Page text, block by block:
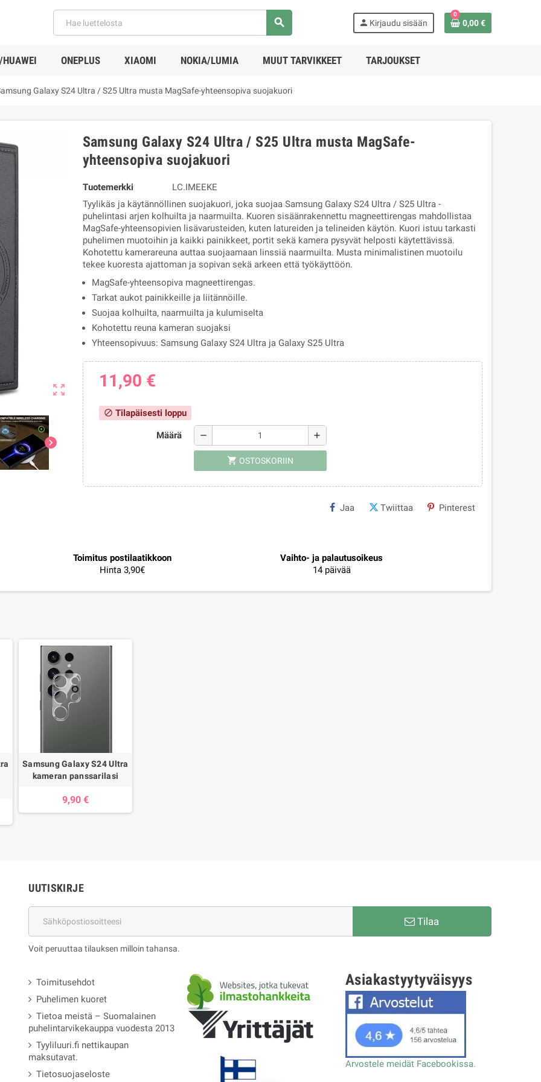
search person Kirjaudu sisään
0
0,00 €
HUAWEI ONEPLUS XIAOMI NOKIA/LUMIA MUUT TARVIKKEET TARJOUKSET
Galaxy S24 Ultra / S25 Ultra musta MagSafe-yhteensopiva suojakuori
zoom_out_map
chevron_right
Samsung Galaxy S24 Ultra / S25 Ultra musta MagSafe-
yhteensopiva suojakuori
Tuotemerkki
LC.IMEEKE
Tyylikäs ja käytännöllinen suojakuori, joka suojaa Samsung Galaxy S24 Ultra / S25 Ultra -
puhelintasi arjen kolhuilta ja naarmuilta. Kuoren sisäänrakennettu magneettirengas mahdollistaa
MagSafe-yhteensopivien lisävarusteiden, kuten latureiden ja telineiden käytön. Kuori istuu tarkasti
puhelimen muotoihin ja kaikki painikkeet, portit sekä kamera pysyvät helposti käytettävissä.
Kohotettu kamerareuna auttaa suojaamaan linssiä naarmuilta. Musta minimalistinen muotoilu
tekee kuoresta ajattoman ja sopivan sekä arkeen että työkäyttöön.
MagSafe-yhteensopiva magneettirengas.
Tarkat aukot painikkeille ja liitännöille.
Suojaa kolhuilta, naarmuilta ja kulumiselta
Kohotettu reuna kameran suojaksi
Yhteensopivuus: Samsung Galaxy S24 Ultra ja Galaxy S25 Ultra
11,90 €
block Tilapäisesti loppu
Määrä remove add
shopping_cart OSTOSKORIIN
Jaa Twiittaa Pinterest
Toimitus postilaatikkoon
Hinta 3,90€
Vaihto- ja palautusoikeus
14 päivää
Samsung Galaxy S24 Ultra
kameran panssarilasi
9,90 €
UUTISKIRJE
Tilaa
Voit peruuttaa tilauksen milloin tahansa.
Toimitusehdot
Puhelimen kuoret
Tietoa meistä – Suomalainen
puhelintarvikekauppa vuodesta 2013
Tyyliluuri.fi nettikaupan
maksutavat.
Tietosuojaseloste
Asiakastyytyväisyys
Arvostele meidät Facebookissa.